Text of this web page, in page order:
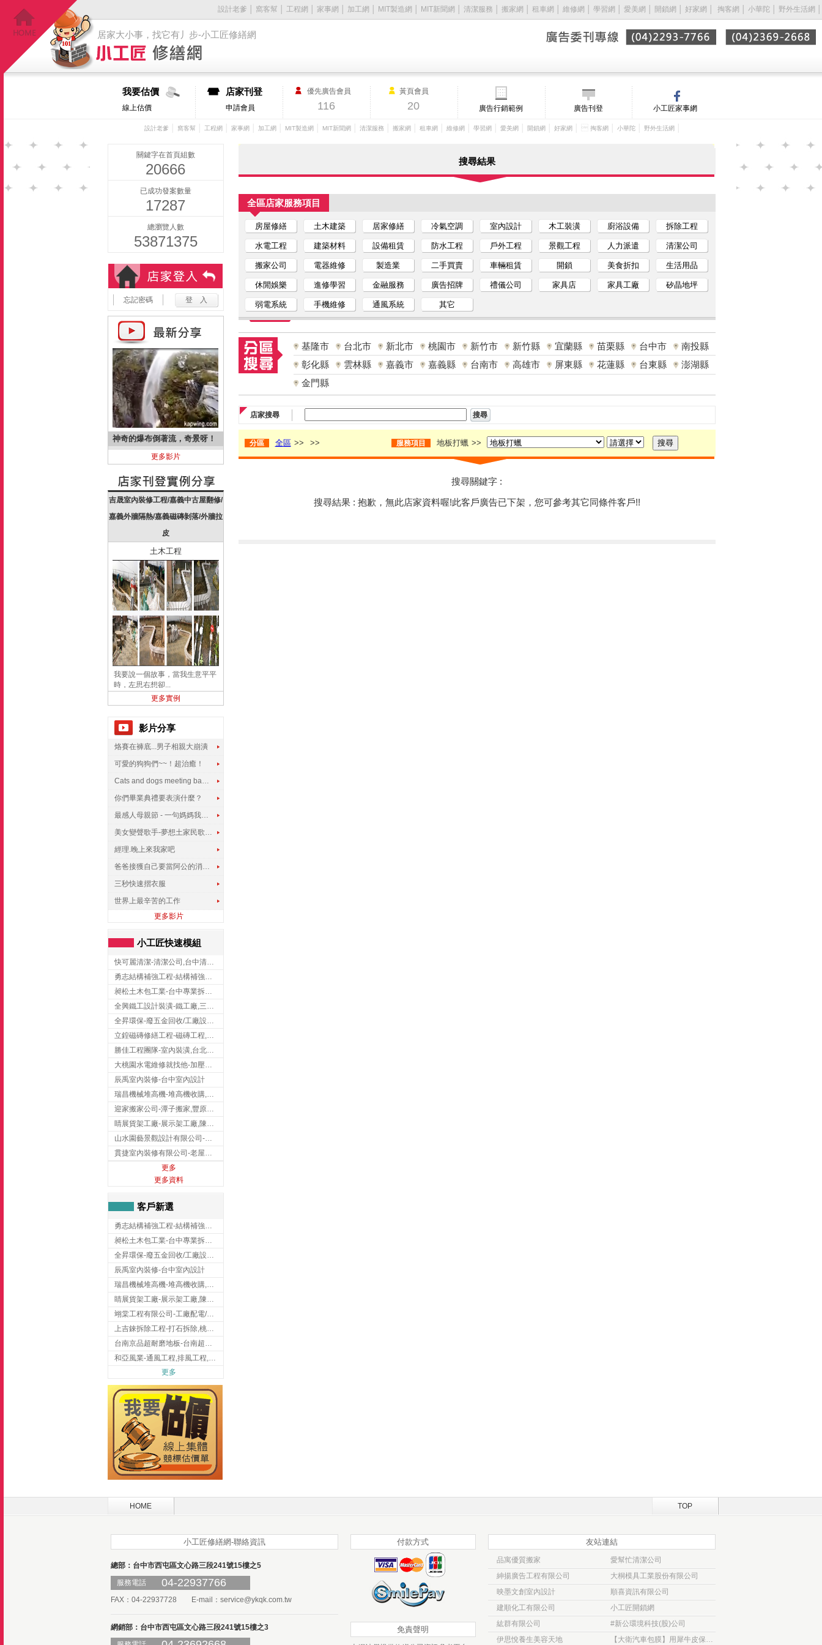
居家大小事，找它有丿步-小工匠修繕網
設計老爹 窩客幫 工程網 家事網 加工網 MIT製造網 MIT新聞網 清潔服務 搬家網 租車網 維修網 學習網 愛美網 開鎖網 好家網 掏客網 小華陀 野外生活網
我要估價
線上估價
店家刊登
申請會員
優先廣告會員
116
黃頁會員
20 廣告行銷範例 廣告刊登 小工匠家事網
設計老爹 窩客幫 工程網 家事網 加工網 MIT製造網 MIT新聞網 清潔服務 搬家網 租車網 維修網 學習網 愛美網 開鎖網 好家網 │  掏客網 小華陀 野外生活網
關鍵字在首頁組數
20666
已成功發案數量
17287
總瀏覽人數
53871375
忘記密碼
神奇的爆布倒著流，奇景呀！
更多影片
吉晟室內裝修工程/嘉義中古屋翻修/
嘉義外牆隔熱/嘉義磁磚剝落/外牆拉
皮
土木工程
我要說一個故事，當我生意平平
時，左思右想卻...
更多實例
影片分享
烙賽在褲底...男子相親大崩潰
可愛的狗狗們~~！超治癒！
Cats and dogs meeting babies for the first time
你們畢業典禮要表演什麼？
最感人母親節 - 一句媽媽我愛你
美女變聲歌手-夢想土家民歌傳遍世界
經理.晚上來我家吧
爸爸接獲自己要當阿公的消息，反應史上最可愛!!!
三秒快速摺衣服
世界上最辛苦的工作
更多影片
小工匠快速模組
快可麗清潔-清潔公司,台中清潔公司,台中居家清潔
勇志結構補強工程-結構補強工程 ,桃園結構補強工程,龍潭結構補強工程
昶松土木包工業-台中專業拆除工程/挖土機出租
全興鐵工設計裝潢-鐵工廠,三峽鐵工廠,台北鐵工廠
全昇環保-廢五金回收/工廠設備收購/機械設備回收/高價收購廠房設備
立鍠磁磚修繕工程-磁磚工程,磁磚修補,新竹磁磚工程
勝佳工程團隊-室內裝潢,台北房屋裝修,三重室內裝修
大桃園水電維修就找他-加壓馬達,抽水馬達,桃園水電行,中壢水電
辰禹室內裝修-台中室內設計
瑞昌機械堆高機-堆高機收購,新北市堆高機,桃園堆高機
迎家搬家公司-潭子搬家,豐原搬家,大雅搬家,大甲搬家,台中推薦搬家,台中搬家
睛展貨架工廠-展示架工廠,陳列架,台中展示架工廠
山水園藝景觀設計有限公司-景觀工程,景觀設計,新竹園藝工程,新竹景觀設計
貫捷室內裝修有限公司-老屋翻新工程,台中老屋翻新工程,台中舊屋翻新
更多
更多資料
客戶新選
勇志結構補強工程-結構補強工程 ,桃園結構補強工程,龍潭結構補強工程
昶松土木包工業-台中專業拆除工程/挖土機出租
全昇環保-廢五金回收/工廠設備收購/機械設備回收/高價收購廠房設備
辰禹室內裝修-台中室內設計
瑞昌機械堆高機-堆高機收購,新北市堆高機,桃園堆高機
睛展貨架工廠-展示架工廠,陳列架,台中展示架工廠
翊棠工程有限公司-工廠配電/高雄消防機電公司
上吉錸拆除工程-打石拆除,桃園打石拆除,桃園拆除工程
台南京品超耐磨地板-台南超耐磨地板
和亞風業-通風工程,排風工程,彰化通風工程,彰化排風工程
更多
搜尋結果
全區店家服務項目
房屋修繕 土木建築 居家修繕 冷氣空調 室內設計 木工裝潢 廚浴設備 拆除工程
水電工程 建築材料 設備租賃 防水工程 戶外工程 景觀工程 人力派遣 清潔公司
搬家公司 電器維修 製造業 二手買賣 車輛租賃 開鎖 美食折扣 生活用品
休閒娛樂 進修學習 金融服務 廣告招牌 禮儀公司 家具店 家具工廠 矽晶地坪
弱電系統 手機維修 通風系統 其它
基隆市 台北市 新北市 桃園市 新竹市 新竹縣 宜蘭縣 苗栗縣 台中市
南投縣
彰化縣
雲林縣 嘉義市 嘉義縣 台南市 高雄市 屏東縣 花蓮縣 台東縣
澎湖縣
金門縣
店家搜尋
分區 全區 >> >> 服務項目 地板打蠟 >>
搜尋關鍵字 :
搜尋結果 : 抱歉，無此店家資料喔!此客戶廣告已下架，您可參考其它同條件客戶!!
HOME TOP
小工匠修繕網-聯絡資訊
總部：台中市西屯區文心路三段241號15樓之5
服務電話
04-22937766
FAX：04-22937728 E-mail： service@ykqk.com.tw
網銷部：台中市西屯區文心路三段241號15樓之3
付款方式
免責聲明
友站連結
品寓優質搬家
愛幫忙清潔公司
紳揚廣告工程有限公司
大桐模具工業股份有限公司
映墨文創室內設計
順喜資訊有限公司
建順化工有限公司
小工匠開鎖網
紘群有限公司
#新公環境科技(股)公司
伊思悅養生美容天地
【大衛汽車包膜】用犀牛皮保護貼 為愛車穿